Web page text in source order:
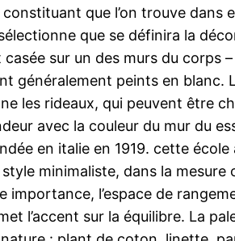
constituant que l’on trouve
que se définira la
sur un des murs du corps
généralement peints en blanc.
les rideaux, qui peuvent être
avec la couleur du mur du
en italie en 1919. cette
minimaliste, dans la mesure
importance, l’espace de
l’accent sur la équilibre. La